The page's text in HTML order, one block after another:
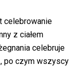
celebrowanie
z ciałem
celebruje
po czym wszyscy